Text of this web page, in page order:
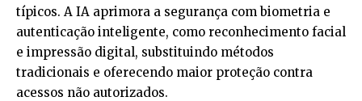
típicos. A IA aprimora a segurança com biometria e
autenticação inteligente, como reconhecimento facial
e impressão digital, substituindo métodos
tradicionais e oferecendo maior proteção contra
acessos não autorizados.